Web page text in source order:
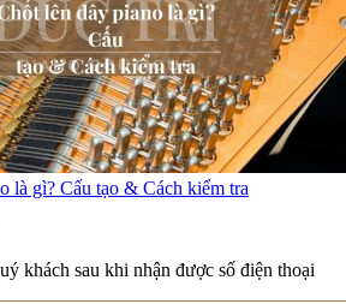
là gì? Cấu tạo & Cách kiểm tra
khách sau khi nhận được số điện thoại